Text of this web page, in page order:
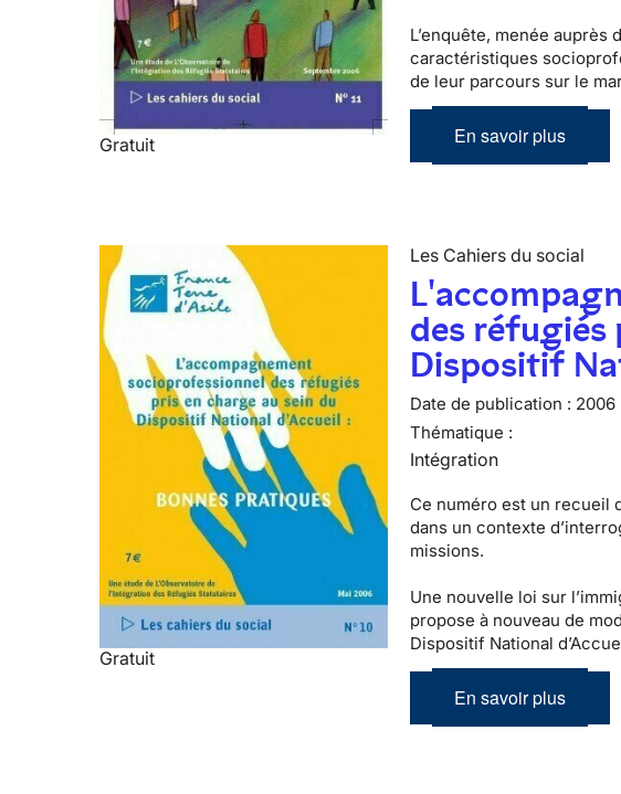
Gratuit
L’enquête, menée
caractéristiques
de leur parcours sur le
En savoir plus
Gratuit
Les Cahiers du social
des réfugiés
Dispositif
Date de publication : 2006
Thématique :
Intégration
Ce numéro est un recueil
dans un contexte
missions.
Une nouvelle loi sur
propose à nouveau de
Dispositif National
En savoir plus